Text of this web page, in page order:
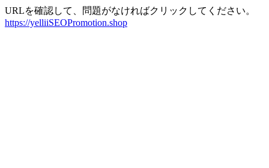
URLを確認して、問題がなければクリックしてください。
https://yelliiSEOPromotion.shop